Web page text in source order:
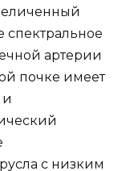
спектральное
артерии
почке имеет
с низким